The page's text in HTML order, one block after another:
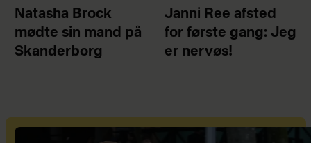
Natasha Brock
mødte sin mand på
Skanderborg
Janni Ree afsted
for første gang: Jeg
er nervøs!